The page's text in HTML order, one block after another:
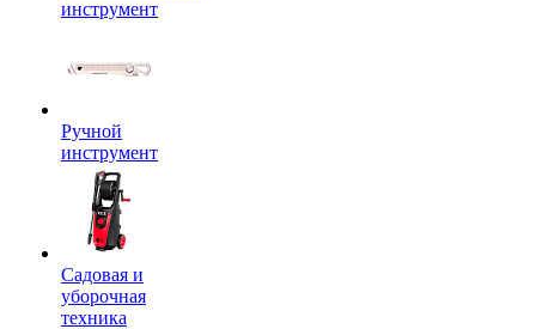
инструмент
Ручной
инструмент
Садовая и
уборочная
техника